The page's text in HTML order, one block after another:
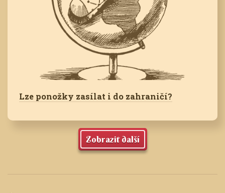
Lze ponožky zasílat i do zahraničí?
Zobrazit další